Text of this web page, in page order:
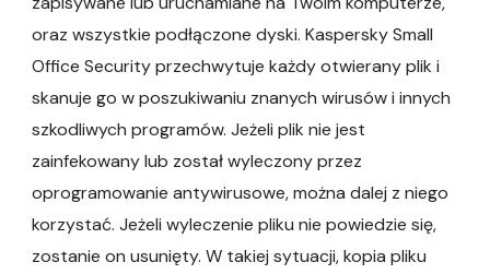
oraz wszystkie podłączone dyski. Kaspersky Small
Office Security przechwytuje każdy otwierany plik i
skanuje go w poszukiwaniu znanych wirusów i innych
szkodliwych programów. Jeżeli plik nie jest
zainfekowany lub został wyleczony przez
oprogramowanie antywirusowe, można dalej z niego
korzystać. Jeżeli wyleczenie pliku nie powiedzie się,
zostanie on usunięty. W takiej sytuacji, kopia pliku